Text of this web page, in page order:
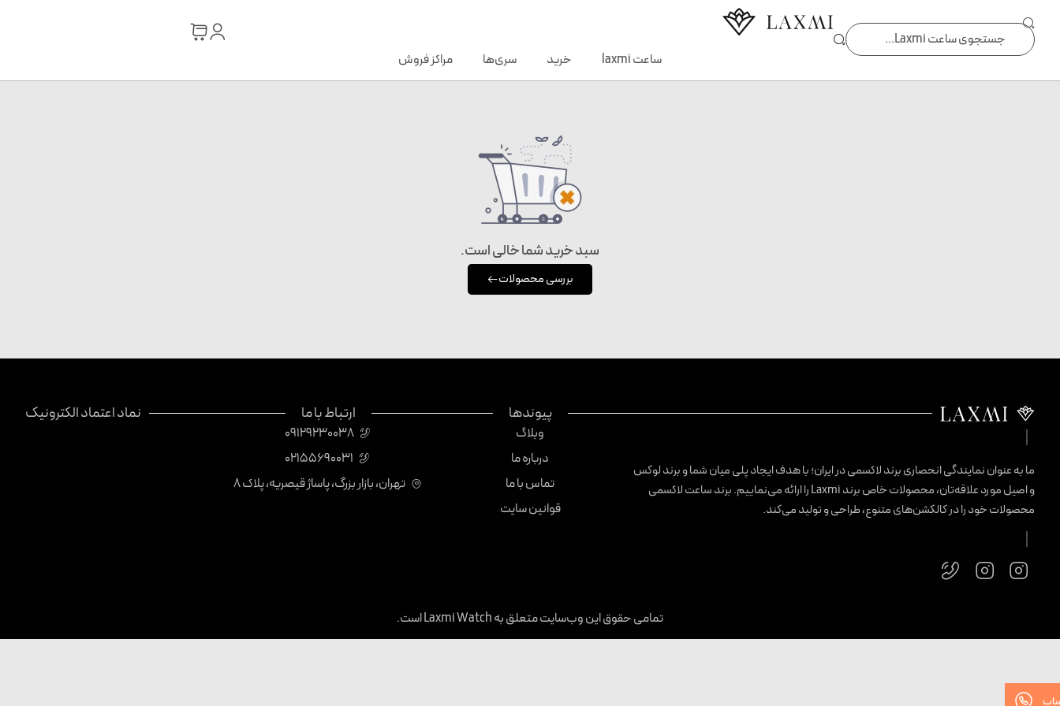
ساعت laxmi خرید سری‌ها مراکز فروش
سبد خرید شما خالی است.
بررسی محصولات
ما به عنوان نمایندگی انحصاری برند لاکسمی در ایران؛ با هدف ایجاد پلی میان شما و برند لوکس
و اصیل مورد علاقه‌تان، محصولات خاص برند Laxmi را ارائه می‌نماییم. برند ساعت لاکسمی
محصولات خود را در کالکشن‌های متنوع، طراحی و تولید می‌کند.
پیوندها
وبلاگ
درباره ما
تماس با ما
قوانین سایت
ارتباط با ما
09129230038
02155690031
تهران، بازار بزرگ، پاساژ قیصریه، پلاک 8
نماد اعتماد الکترونیک
تمامی حقوق این وب‌سایت متعلق به Laxmi Watch است.